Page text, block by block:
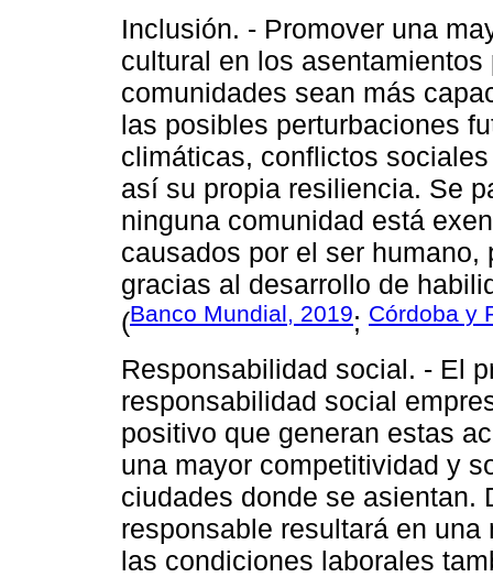
Inclusión. - Promover una
cultural en los
comunidades sean más
las posibles perturbaciones
climáticas, conflictos
así su propia resiliencia. Se
ninguna comunidad está
causados por el ser
gracias al desarrollo de
(Banco Mundial, 2019; Córdoba y
Responsabilidad social. - El
responsabilidad social
positivo que generan estas
una mayor competitividad y
ciudades donde se asientan.
responsable resultará en
las condiciones laborales